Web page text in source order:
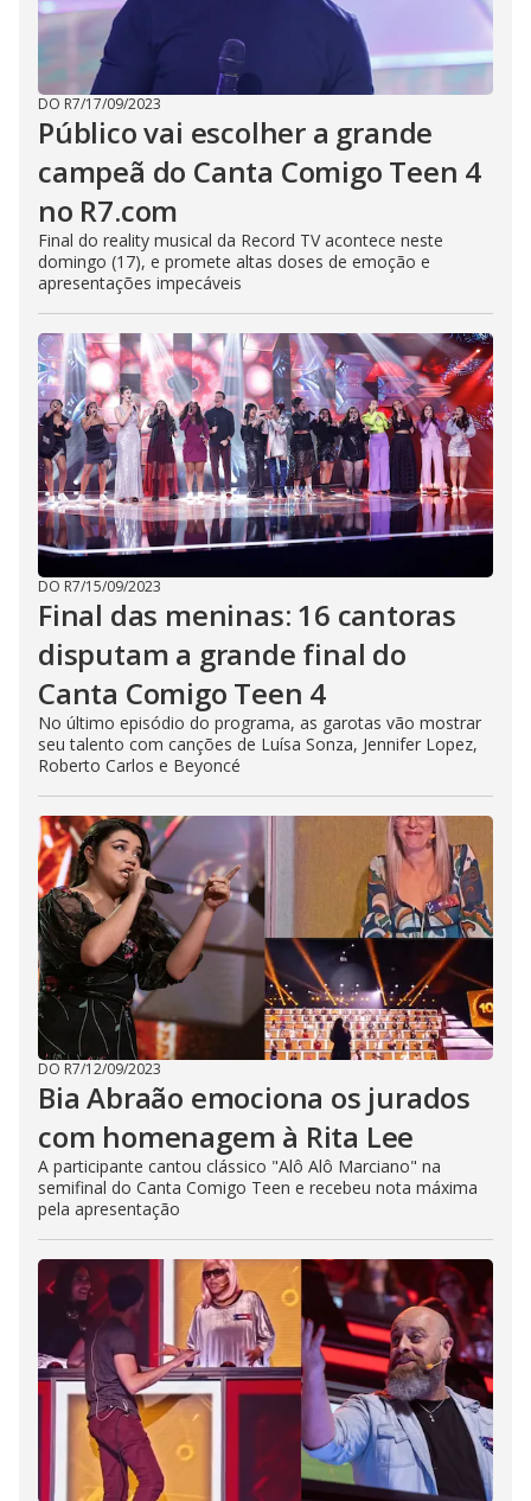
DO R7/17/09/2023
Público vai escolher a grande
campeã do Canta Comigo Teen 4
no R7.com
Final do reality musical da Record TV acontece neste
domingo (17), e promete altas doses de emoção e
apresentações impecáveis
DO R7/15/09/2023
Final das meninas: 16 cantoras
disputam a grande final do
Canta Comigo Teen 4
No último episódio do programa, as garotas vão mostrar
seu talento com canções de Luísa Sonza, Jennifer Lopez,
Roberto Carlos e Beyoncé
DO R7/12/09/2023
Bia Abraão emociona os jurados
com homenagem à Rita Lee
A participante cantou clássico "Alô Alô Marciano" na
semifinal do Canta Comigo Teen e recebeu nota máxima
pela apresentação